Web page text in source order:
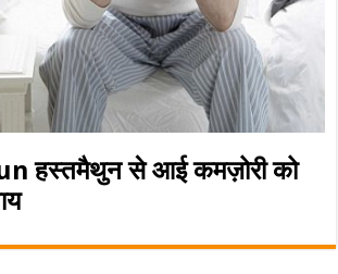
हस्तमैथुन से आई कमज़ोरी को